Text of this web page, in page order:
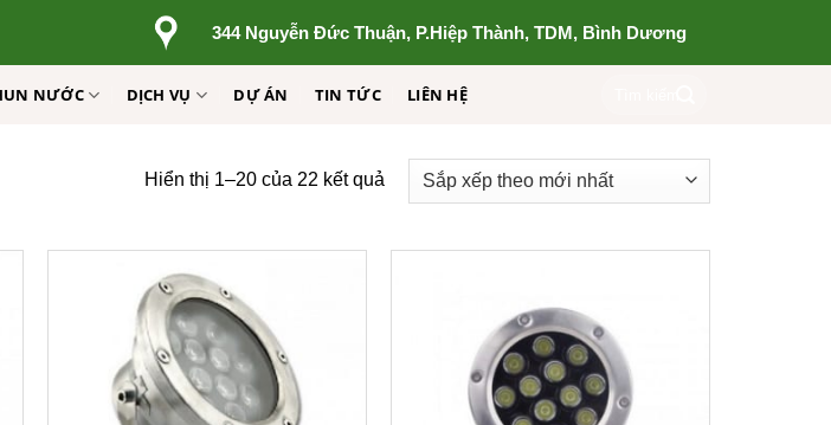
344 Nguyễn Đức Thuận, P.Hiệp Thành, TDM, Bình Dương
NƯỚC DỊCH VỤ DỰ ÁN TIN TỨC LIÊN HỆ
Hiển thị 1–20 của 22 kết quả